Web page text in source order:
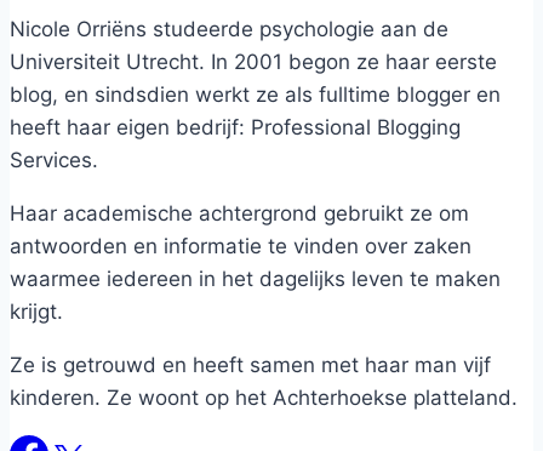
Nicole Orriëns studeerde psychologie aan de
Universiteit Utrecht. In 2001 begon ze haar eerste
blog, en sindsdien werkt ze als fulltime blogger en
heeft haar eigen bedrijf: Professional Blogging
Services.
Haar academische achtergrond gebruikt ze om
antwoorden en informatie te vinden over zaken
waarmee iedereen in het dagelijks leven te maken
krijgt.
Ze is getrouwd en heeft samen met haar man vijf
kinderen. Ze woont op het Achterhoekse platteland.